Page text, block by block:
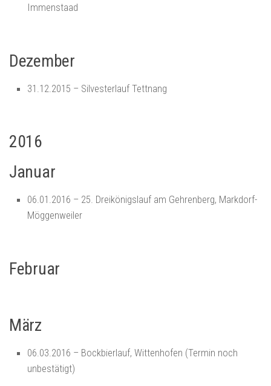
Immenstaad
Dezember
31.12.2015 – Silvesterlauf Tettnang
2016
Januar
06.01.2016 – 25. Dreikönigslauf am Gehrenberg, Markdorf-
Möggenweiler
Februar
März
06.03.2016 – Bockbierlauf, Wittenhofen (Termin noch
unbestätigt)